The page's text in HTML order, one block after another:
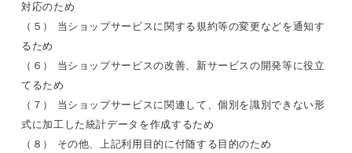
対応のため
（５） 当ショップサービスに関する規約等の変更などを通知す
るため
（６） 当ショップサービスの改善、新サービスの開発等に役立
てるため
（７） 当ショップサービスに関連して、個別を識別できない形
式に加工した統計データを作成するため
（８） その他、上記利用目的に付随する目的のため